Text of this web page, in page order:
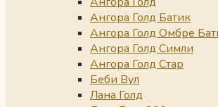
Ангора Голд Батик
Ангора Голд Омбре
Ангора Голд Симли
Ангора Голд Стар
Беби Вул
Лана Голд